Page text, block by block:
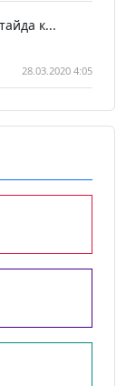
к...
28.03.2020 4:05